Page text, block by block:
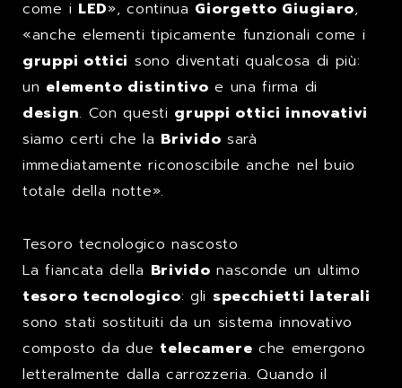
come i LED», continua Giorgetto Giugiaro,
«anche elementi tipicamente funzionali come i
gruppi ottici sono diventati qualcosa di più:
un elemento distintivo e una firma di
design. Con questi gruppi ottici innovativi
siamo certi che la Brivido sarà
immediatamente riconoscibile anche nel buio
totale della notte».
Tesoro tecnologico nascosto
La fiancata della Brivido nasconde un ultimo
tesoro tecnologico: gli specchietti laterali
sono stati sostituiti da un sistema innovativo
composto da due telecamere che emergono
letteralmente dalla carrozzeria. Quando il